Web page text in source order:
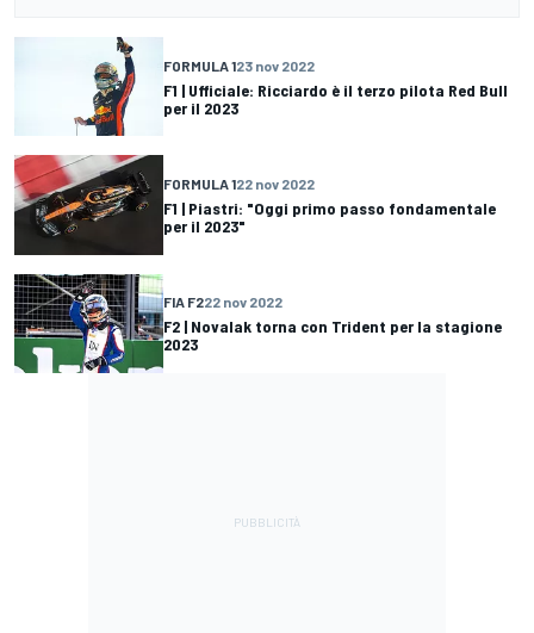
FORMULA 123 nov 2022
F1 | Ufficiale: Ricciardo è il terzo pilota Red Bull
per il 2023
FORMULA 122 nov 2022
F1 | Piastri: "Oggi primo passo fondamentale
per il 2023"
FIA F222 nov 2022
F2 | Novalak torna con Trident per la stagione
2023